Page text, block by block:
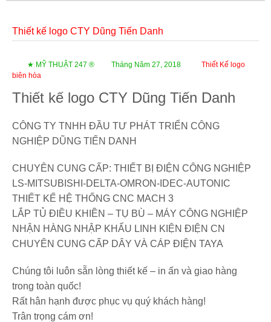
Thiết kế logo CTY Dũng Tiến Danh
★ MỸ THUẬT 247 ® Tháng Năm 27, 2018
Thiết Kế logo
biên hòa
Thiết kế logo CTY Dũng Tiến Danh
CÔNG TY TNHH ĐẦU TƯ PHÁT TRIỂN CÔNG
NGHIỆP DŨNG TIẾN DANH
CHUYÊN CUNG CẤP: THIẾT BỊ ĐIỆN CÔNG NGHIỆP
LS-MITSUBISHI-DELTA-OMRON-IDEC-AUTONIC
THIẾT KẾ HỆ THỐNG CNC MACH 3
LẮP TỦ ĐIỀU KHIỀN – TỤ BÙ – MÁY CÔNG NGHIỆP
NHẬN HÀNG NHẬP KHẨU LINH KIỆN ĐIỆN CN
CHUYÊN CUNG CẤP DÂY VÀ CÁP ĐIỆN TAYA
Chúng tôi luôn sẵn lòng thiết kế – in ấn và giao hàng
trong toàn quốc!
Rất hân hạnh được phục vụ quý khách hàng!
Trân trọng cám ơn!